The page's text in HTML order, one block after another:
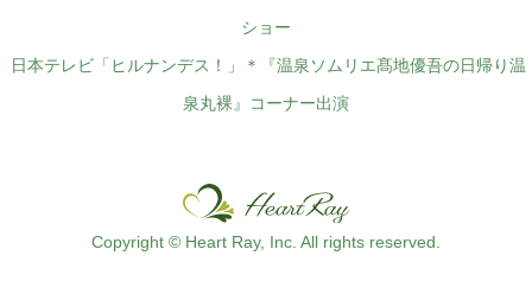
ショー
日本テレビ「ヒルナンデス！」＊『温泉ソムリエ髙地優吾の日帰り温
泉丸裸』コーナー出演
Copyright © Heart Ray, Inc. All rights reserved.